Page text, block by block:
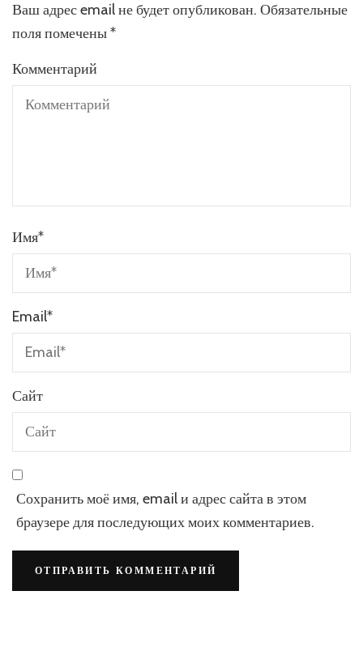
Ваш адрес email не будет опубликован. Обязательные
поля помечены*
Комментарий
Имя*
Email*
Сайт
Сохранить моё имя, email и адрес сайта в этом
браузере для последующих моих комментариев.